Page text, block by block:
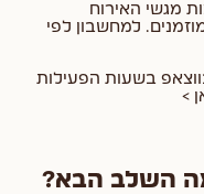
מגשי האירוח
למחשבון לפי
בשעות הפעילות
>
השלב הבא?